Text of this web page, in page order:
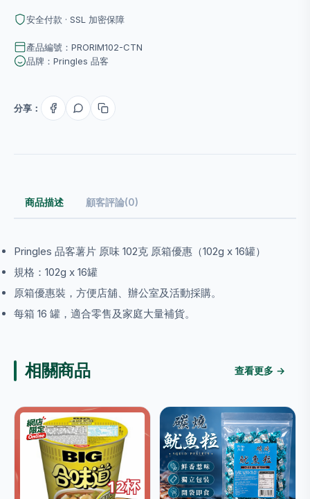
安全付款 · SSL 加密保障
產品編號：PRORIM102-CTN
品牌：Pringles 品客
分享：
商品描述 顧客評論(0)
Pringles 品客薯片 原味 102克 原箱優惠（102g x 16罐）
規格：102g x 16罐
原箱優惠裝，方便店舖、辦公室及活動採購。
每箱 16 罐，適合零售及家庭大量補貨。
相關商品 查看更多 →